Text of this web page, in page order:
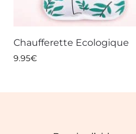
Chaufferette Ecologique
9.95€